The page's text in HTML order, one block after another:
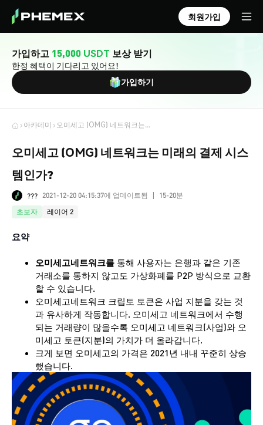
회원가입
가입하고 15,000 USDT 보상 받기
한정 혜택이 기다리고 있어요!
가입하기
아카데미 오미세고 (OMG) 네트워크는 미래의 결제 시스템인가?
오미세고 (OMG) 네트워크는 미래의 결제 시스
템인가?
??? 2021-12-20 04:15:37에 업데이트됨
15-20분
초보자
레이어 2
요약
오미세고네트워크를 통해 사용자는 은행과 같은 기존
거래소를 통하지 않고도 가상화폐를 P2P 방식으로 교환
할 수 있습니다.
오미세고네트워크 크립토 토큰은 사업 지분을 갖는 것
과 유사하게 작동합니다. 오미세고 네트워크에서 수행
되는 거래량이 많을수록 오미세고 네트워크(사업)와 오
미세고 토큰(지분)의 가치가 더 올라갑니다.
크게 보면 오미세고의 가격은 2021년 내내 꾸준히 상승
했습니다.